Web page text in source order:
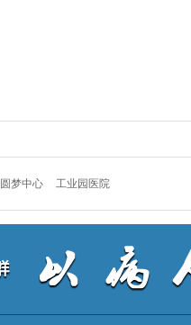
圆梦中心 工业园医院